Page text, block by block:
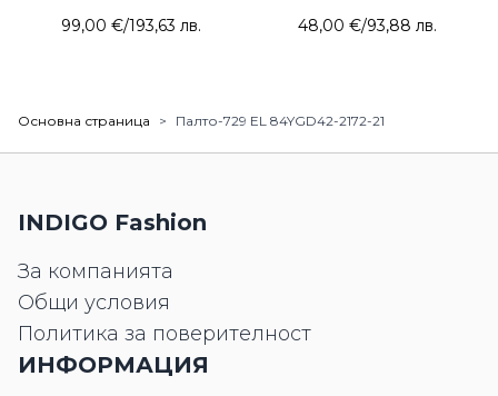
99,00 €/193,63 лв. 48,00 €/93,88 лв.
Основна страница > Палто-729 EL 84YGD42-2172-21
INDIGO Fashion
За компанията
Общи условия
Политика за поверителност
ИНФОРМАЦИЯ